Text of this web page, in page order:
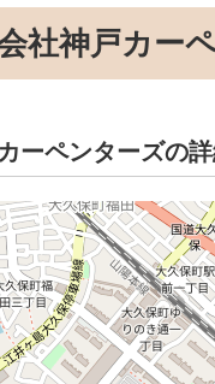
社神戸カー
ーペンターズの